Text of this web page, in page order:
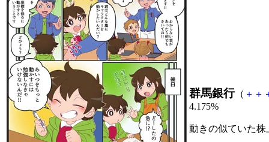
群馬銀行（ ＋ ＋
4.175%
動きの似ていた